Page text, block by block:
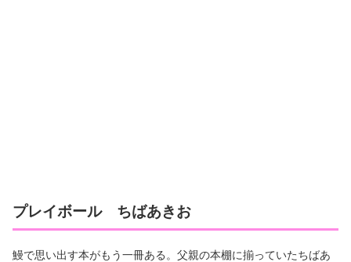
プレイボール ちばあきお
鰻で思い出す本がもう一冊ある。父親の本棚に揃っていたちばあ